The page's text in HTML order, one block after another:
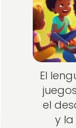
El
el
y